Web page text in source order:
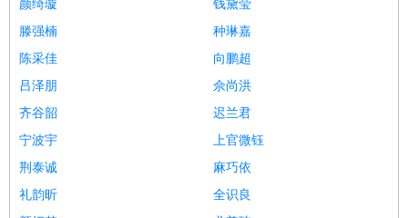
颜绮璇
钱黛莹
滕强楠
种琳嘉
陈采佳
向鹏超
吕泽朋
佘尚洪
齐谷韶
迟兰君
宁波宇
上官微钰
荆泰诚
麻巧依
礼韵昕
全识良